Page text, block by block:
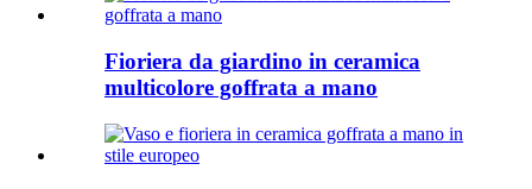
Fioriera da giardino in ceramica
multicolore goffrata a mano